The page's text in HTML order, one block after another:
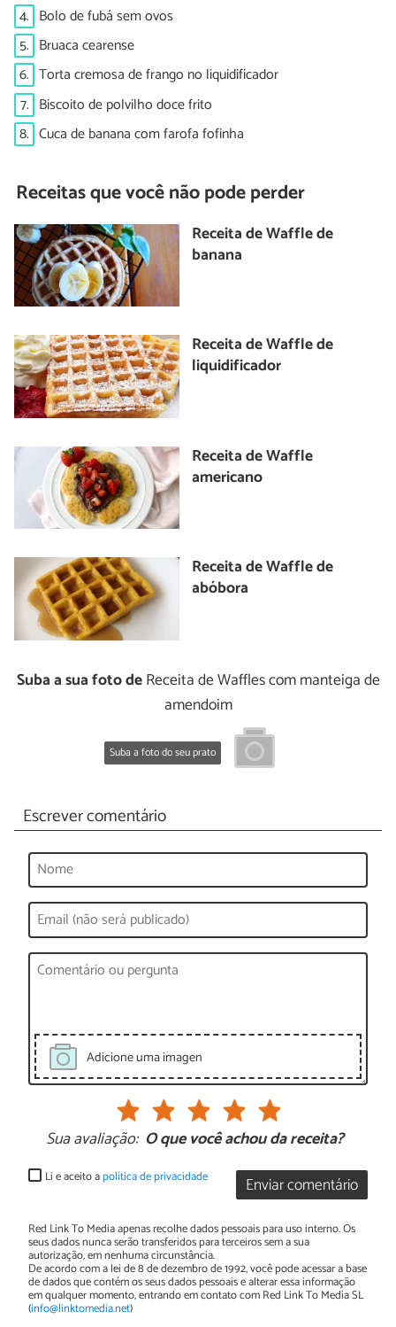
4. Bolo de fubá sem ovos
5. Bruaca cearense
6. Torta cremosa de frango no liquidificador
7. Biscoito de polvilho doce frito
8. Cuca de banana com farofa fofinha
Receitas que você não pode perder
Receita de Waffle de
banana
Receita de Waffle de
liquidificador
Receita de Waffle
americano
Receita de Waffle de
abóbora
Suba a sua foto deReceita de Waffles com manteiga de
amendoim
Suba a foto do seu prato
Escrever comentário
Adicione uma imagen
Sua avaliação: O que você achou da receita?
Enviar comentário
Li e aceito apolítica de privacidade
Red Link To Media apenas recolhe dados pessoais para uso interno. Os
seus dados nunca serão transferidos para terceiros sem a sua
autorização, em nenhuma circunstância.
De acordo com a lei de 8 de dezembro de 1992, você pode acessar a base
de dados que contém os seus dados pessoais e alterar essa informação
em qualquer momento, entrando em contato com Red Link To Media SL
(info@linktomedia.net)